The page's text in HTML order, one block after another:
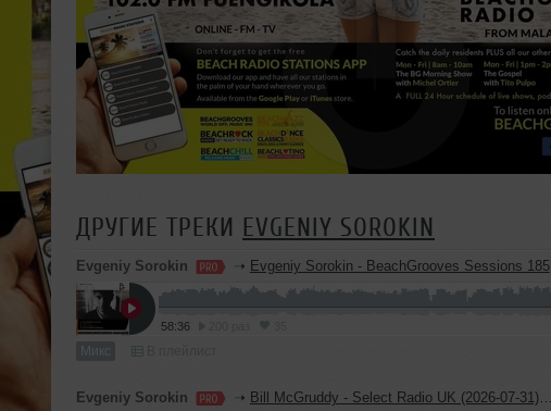
ДРУГИЕ ТРЕКИ EVGENIY SOROKIN
Evgeniy Sorokin ➝ Evgeniy Sorokin - BeachGrooves Sessions 185
58:36
Микс
Evgeniy Sorokin ➝ Bill McGruddy - Select Radio UK (2026-07-31) (Evgeniy Sorokin Guest Mix)